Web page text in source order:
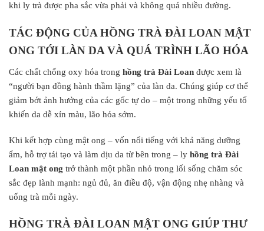
khi ly trà được pha sắc vừa phải và không quá nhiều đường.
TÁC ĐỘNG CỦA HỒNG TRÀ ĐÀI LOAN MẬT
ONG TỚI LÀN DA VÀ QUÁ TRÌNH LÃO HÓA
Các chất chống oxy hóa trong hồng trà Đài Loan được xem là
“người bạn đồng hành thầm lặng” của làn da. Chúng giúp cơ thể
giảm bớt ảnh hưởng của các gốc tự do – một trong những yếu tố
khiến da dễ xỉn màu, lão hóa sớm.
Khi kết hợp cùng mật ong – vốn nổi tiếng với khả năng dưỡng
ẩm, hỗ trợ tái tạo và làm dịu da từ bên trong – ly hồng trà Đài
Loan mật ong trở thành một phần nhỏ trong lối sống chăm sóc
sắc đẹp lành mạnh: ngủ đủ, ăn điều độ, vận động nhẹ nhàng và
uống trà mỗi ngày.
HỒNG TRÀ ĐÀI LOAN MẬT ONG GIÚP THƯ